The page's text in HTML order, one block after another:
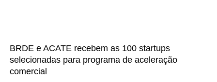
BRDE e ACATE recebem as 100 startups
selecionadas para programa de aceleração
comercial